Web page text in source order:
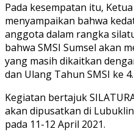
Pada kesempatan itu,
menyampaikan bahwa
anggota dalam rangka
bahwa SMSI Sumsel akan
yang masih dikaitkan
dan Ulang Tahun SMSI ke 4.
Kegiatan bertajuk
akan dipusatkan di
pada 11-12 April 2021.